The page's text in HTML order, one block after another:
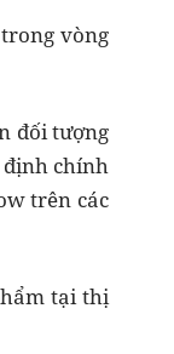
vòng
đối tượng
định chính
trên các
tại thị